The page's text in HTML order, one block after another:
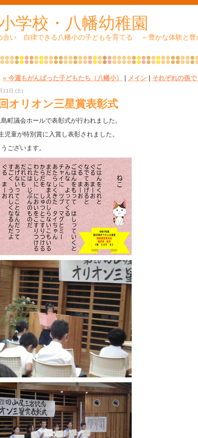
学校・八幡幼稚園
合い 自律できる八幡小の子どもを育てる ～豊かな体験と豊
« 今週もがんばった子どもたち（八幡小） メイン それぞれの係で
11日 (土)
オリオン三星賞表彰式
町議会ホールで表彰式が行われました。
児童が特別賞に入賞し表彰されました。
ございます。